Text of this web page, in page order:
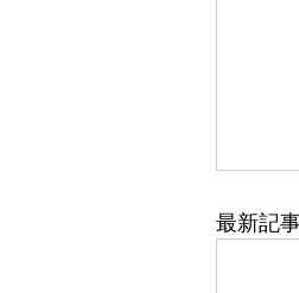
最新記